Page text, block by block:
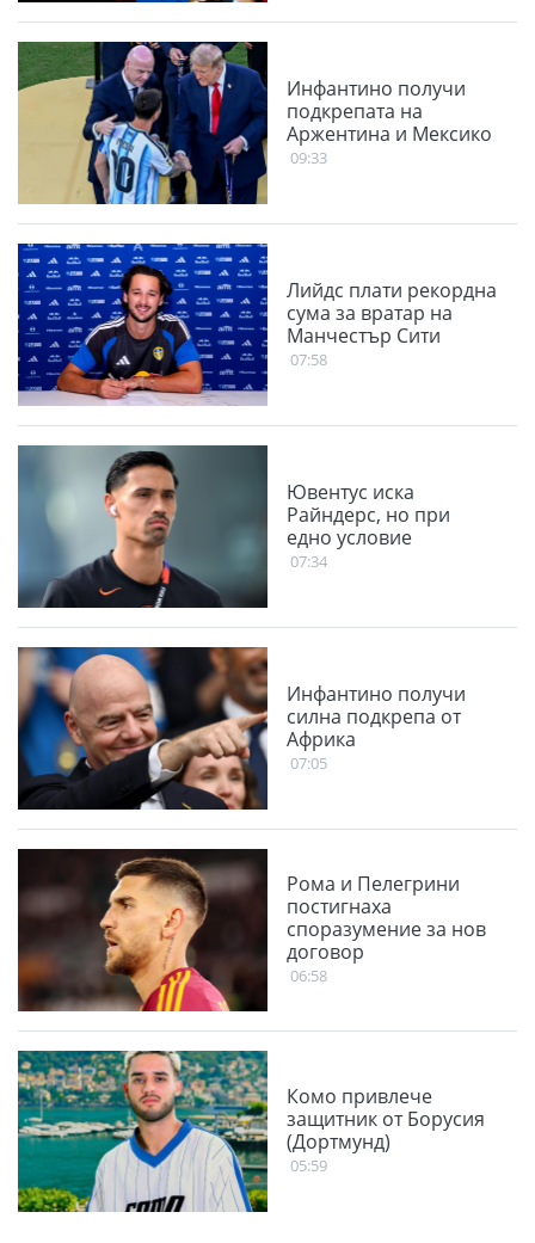
Инфантино получи
подкрепата на
Аржентина и Мексико
09:33
Лийдс плати рекордна
сума за вратар на
Манчестър Сити
07:58
Ювентус иска
Райндерс, но при
едно условие
07:34
Инфантино получи
силна подкрепа от
Африка
07:05
Рома и Пелегрини
постигнаха
споразумение за нов
договор
06:58
Комо привлече
защитник от Борусия
(Дортмунд)
05:59